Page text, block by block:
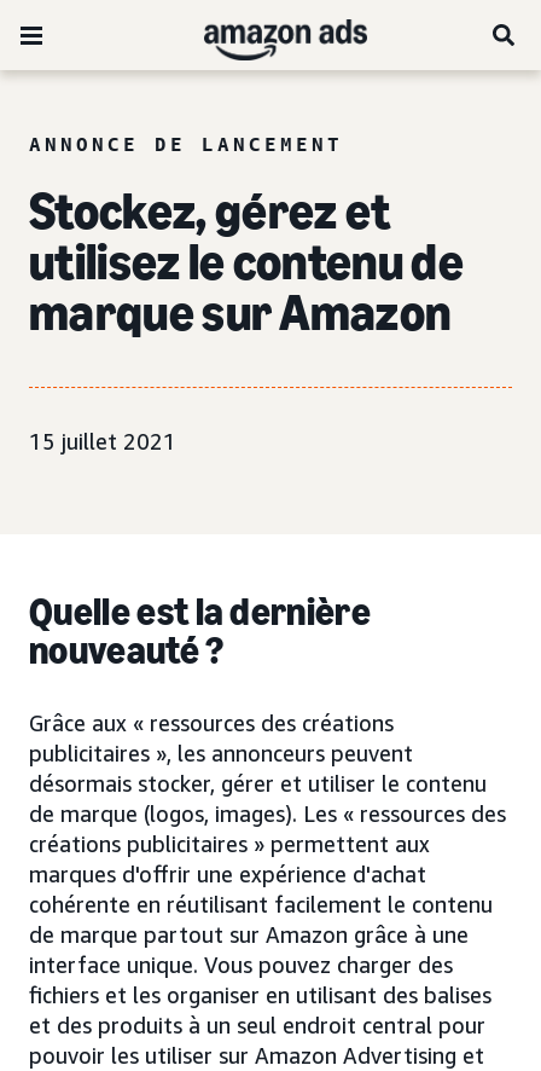
ANNONCE DE LANCEMENT
Stockez, gérez et
utilisez le contenu de
marque sur Amazon
15 juillet 2021
Quelle est la dernière
nouveauté ?
Grâce aux « ressources des créations
publicitaires », les annonceurs peuvent
désormais stocker, gérer et utiliser le contenu
de marque (logos, images). Les « ressources des
créations publicitaires » permettent aux
marques d'offrir une expérience d'achat
cohérente en réutilisant facilement le contenu
de marque partout sur Amazon grâce à une
interface unique. Vous pouvez charger des
fichiers et les organiser en utilisant des balises
et des produits à un seul endroit central pour
pouvoir les utiliser sur Amazon Advertising et